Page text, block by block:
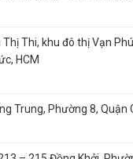
Thi, khu đô thị Vạn
HCM
Trung, Phường 8, Quận